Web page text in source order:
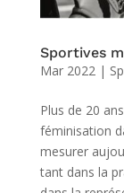
Sportives
Mar 2022 |
Plus de 20
féminisation
mesurer
tant dans la